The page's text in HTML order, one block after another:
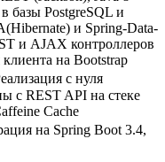
базы PostgreSQL и
и Spring-Data-
и AJAX контроллеров
клиента на Bootstrap
с нуля
с REST API на стеке
Cache
на Spring Boot 3.4,